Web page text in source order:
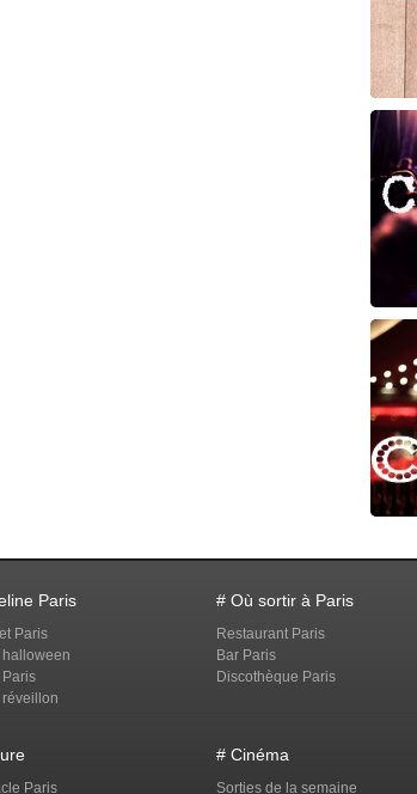
Paris
Paris
halloween
Paris
# Où sortir à Paris
Restaurant Paris
Bar Paris
Discothèque Paris
Paris
# Cinéma
Sorties de la semaine